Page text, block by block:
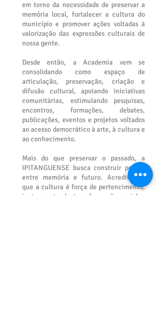
em torno da necessidade de preservar a
memória local, fortalecer a cultura do
município e promover ações voltadas à
valorização das expressões culturais de
nossa gente.
Desde então, a Academia vem se
consolidando como espaço de
articulação, preservação, criação e
difusão cultural, apoiando iniciativas
comunitárias, estimulando pesquisas,
encontros, formações, debates,
publicações, eventos e projetos voltados
ao acesso democrático à arte, à cultura e
ao conhecimento.
Mais do que preservar o passado, a
IPITANGUENSE busca construir pontes
entre memória e futuro. Acreditamos
que a cultura é força de pertencimento,
instrumento de transformação social e